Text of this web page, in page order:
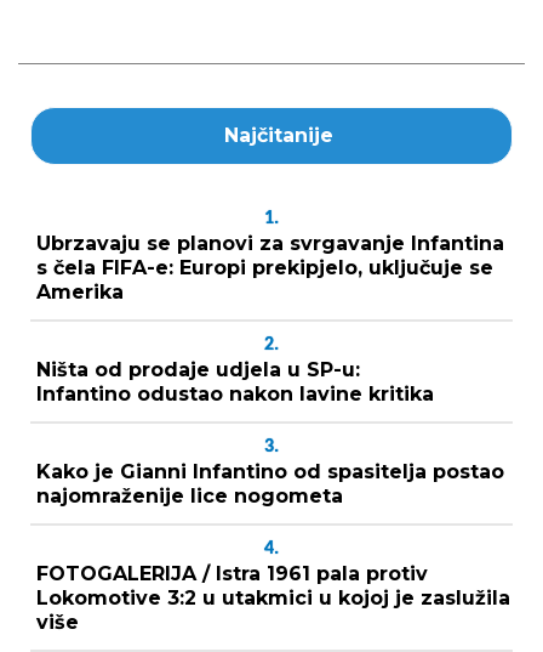
Najčitanije
1.
Ubrzavaju se planovi za svrgavanje Infantina
s čela FIFA-e: Europi prekipjelo, uključuje se
Amerika
2.
Ništa od prodaje udjela u SP-u:
Infantino odustao nakon lavine kritika
3.
Kako je Gianni Infantino od spasitelja postao
najomraženije lice nogometa
4.
FOTOGALERIJA / Istra 1961 pala protiv
Lokomotive 3:2 u utakmici u kojoj je zaslužila
više